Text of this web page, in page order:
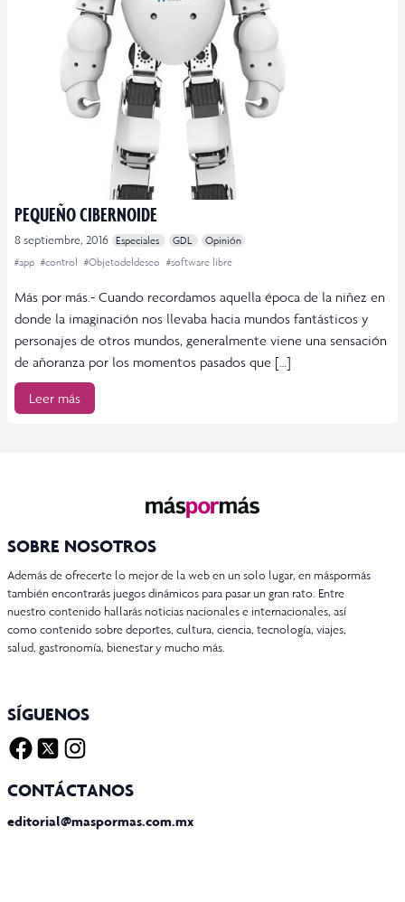
PEQUEÑO CIBERNOIDE
8 septiembre, 2016 Especiales GDL
Opinión
#app #control #Objetodeldeseo #software libre
Más por más.- Cuando recordamos aquella época de la niñez en
donde la imaginación nos llevaba hacia mundos fantásticos y
personajes de otros mundos, generalmente viene una sensación
de añoranza por los momentos pasados que […]
Leer más
SOBRE NOSOTROS
Además de ofrecerte lo mejor de la web en un solo lugar, en máspormás
también encontrarás juegos dinámicos para pasar un gran rato. Entre
nuestro contenido hallarás noticias nacionales e internacionales, así
como contenido sobre deportes, cultura, ciencia, tecnología, viajes,
salud, gastronomía, bienestar y mucho más.
SÍGUENOS
CONTÁCTANOS
editorial@maspormas.com.mx